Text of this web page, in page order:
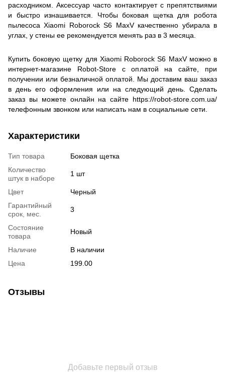
расходником. Аксессуар часто контактирует с препятствиями
и быстро изнашивается. Чтобы боковая щетка для робота
пылесоса Xiaomi Roborock S6 MaxV качественно убирала в
углах, у стены ее рекомендуется менять раз в 3 месяца.
Купить боковую щетку для Xiaomi Roborock S6 MaxV можно в
интернет-магазине Robot-Store с оплатой на сайте, при
получении или безналичной оплатой. Мы доставим ваш заказ
в день его оформления или на следующий день. Сделать
заказ вы можете онлайн на сайте https://robot-store.com.ua/
телефонным звонком или написать нам в социальные сети.
Характеристики
Тип товара
Боковая щетка
Количество
штук в наборе
1 шт
Цвет
Черный
Гарантийный
срок, мес.
3
Состояние
товара
Новый
Наличие
В наличии
Цена
199.00
Отзывы
Добавьте первый отзыв